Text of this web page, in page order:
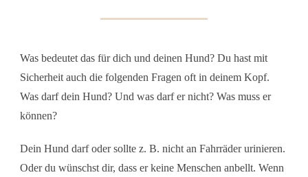
Was bedeutet das für dich und deinen Hund? Du hast mit
Sicherheit auch die folgenden Fragen oft in deinem Kopf.
Was darf dein Hund? Und was darf er nicht? Was muss er
können?
Dein Hund darf oder sollte z. B. nicht an Fahrräder urinieren.
Oder du wünschst dir, dass er keine Menschen anbellt. Wenn